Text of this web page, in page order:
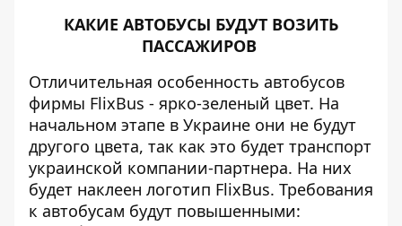
КАКИЕ АВТОБУСЫ БУДУТ ВОЗИТЬ
ПАССАЖИРОВ
Отличительная особенность автобусов
фирмы FlixBus - ярко-зеленый цвет. На
начальном этапе в Украине они не будут
другого цвета, так как это будет транспорт
украинской компании-партнера. На них
будет наклеен логотип FlixBus. Требования
к автобусам будут повышенными: